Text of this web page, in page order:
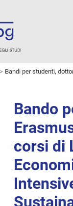
Bandi per studenti,
Bando
corsi di